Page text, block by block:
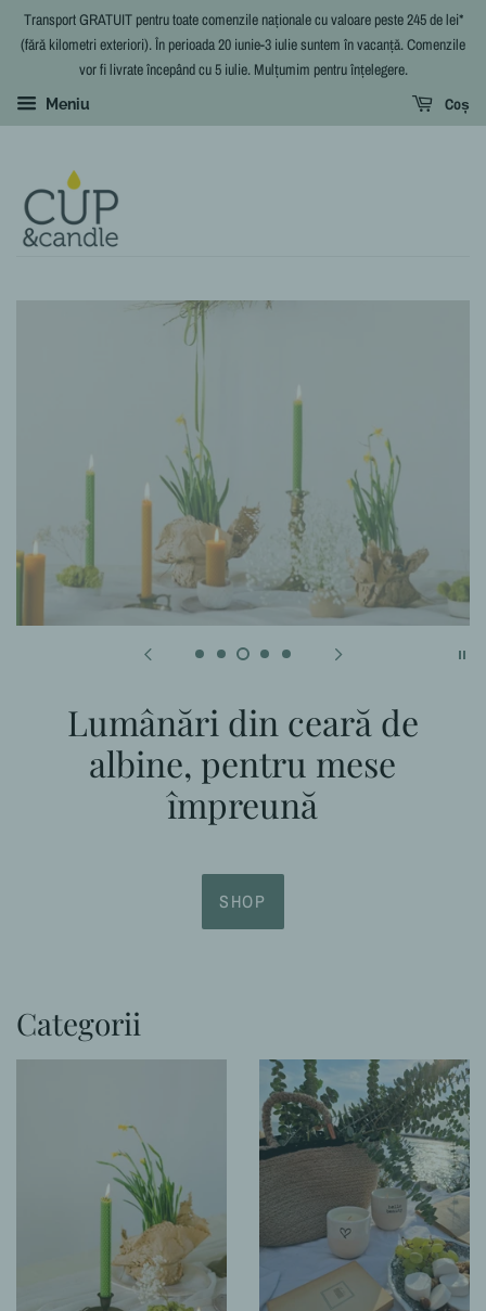
Transport GRATUIT pentru toate comenzile naționale cu valoare peste 245 de lei*
(fără kilometri exteriori). În perioada 20 iunie-3 iulie suntem în vacanță. Comenzile
vor fi livrate începând cu 5 iulie. Mulțumim pentru înțelegere.
Meniu Coș
Lumânări din ceară de
albine, pentru mese
împreună
SHOP
Categorii